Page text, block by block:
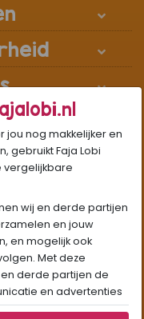
Webapp
GIF
in:
jou nog makkelijker en
gebruikt Faja Lobi
wij en derde partijen
en jouw
en mogelijk ook
Met deze
derde partijen de
en advertenties
en profiel. Daarnaast